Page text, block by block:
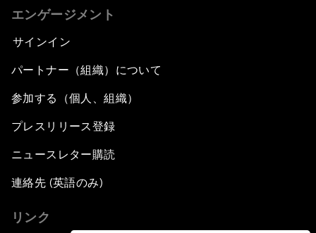
エンゲージメント
サインイン
パートナー（組織）について
参加する（個人、組織）
プレスリリース登録
ニュースレター購読
連絡先 (英語のみ)
リンク